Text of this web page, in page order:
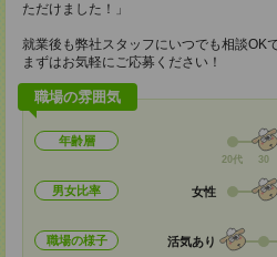
ただけました！」
就業後も弊社スタッフにいつでも相談OK
まずはお気軽にご応募ください！
職場の雰囲気
年齢層
20代 30
男女比率 女性
職場の様子 活気あり